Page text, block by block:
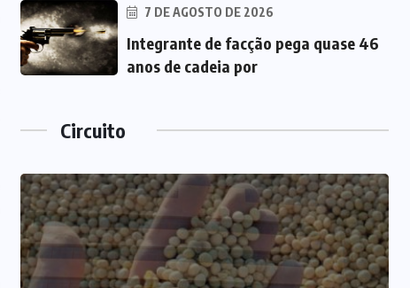
7 DE AGOSTO DE 2026
Integrante de facção pega quase 46
anos de cadeia por
Circuito